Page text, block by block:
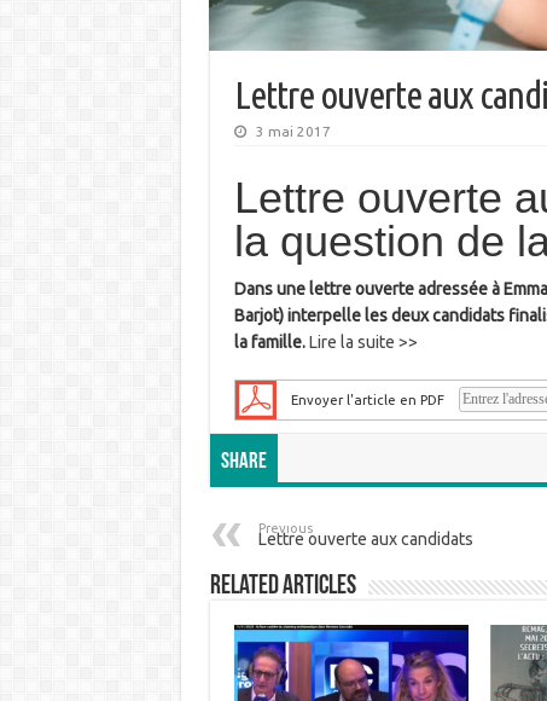
Lettre ouverte aux
3 mai 2017
Lettre ouverte
la question de
Dans une lettre ouverte adressée à
Barjot) interpelle les deux candidats
la famille.Lire la suite >>
Envoyer l'article en PDF
Share
Previous
Lettre ouverte aux candidats
Related Articles